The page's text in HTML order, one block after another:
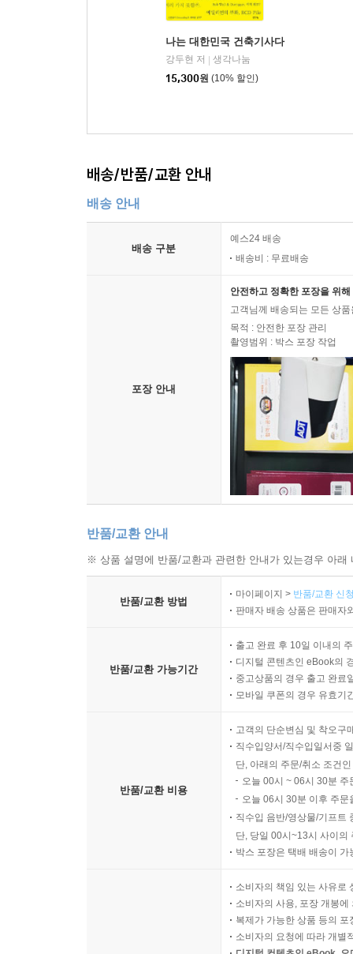
나는 대한민국 건축기사다
강두현 저
생각나눔
15,300원 (10% 할인)
배송/반품/교환 안내
배송 안내
배송 구분
예스24 배송
배송비 : 무료배송
포장 안내
안전하고 정확한 포장을 위
고객님께 배송되는 모든 상
목적 : 안전한 포장 관리
촬영범위 : 박스 포장 작업
반품/교환 안내
※ 상품 설명에 반품/교환과 관련한 안내가 있는경우 아
반품/교환 방법
마이페이지 > 반품/교환 신
판매자 배송 상품은 판매자
반품/교환 가능기간
출고 완료 후 10일 이내의
디지털 콘텐츠인 eBook의
중고상품의 경우 출고 완료
모바일 쿠폰의 경우 유효기
반품/교환 비용
고객의 단순변심 및 착오구
직수입양서/직수입일서중
단, 아래의 주문/취소 조건
오늘 00시 ~ 06시 30분
오늘 06시 30분 이후 주
직수입 음반/영상물/기프트
단, 당일 00시~13시 사이의
박스 포장은 택배 배송이
소비자의 책임 있는 사유로
소비자의 사용, 포장 개봉
복제가 가능한 상품 등의
소비자의 요청에 따라 개별